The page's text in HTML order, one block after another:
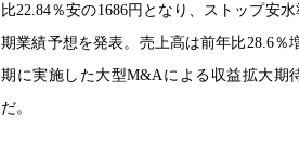
比22.84％安の1686円となり、ストップ安
期業績予想を発表。売上高は前年比28.6％
期に実施した大型M&Aによる収益拡大期
だ。